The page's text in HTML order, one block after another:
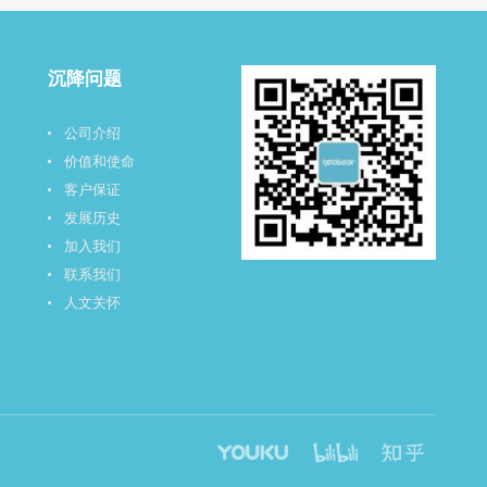
沉降问题
公司介绍
价值和使命
客户保证
发展历史
加入我们
联系我们
人文关怀